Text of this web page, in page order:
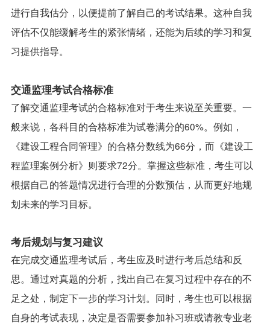
进行自我估分，以便提前了解自己的考试结果。这种自我
评估不仅能缓解考生的紧张情绪，还能为后续的学习和复
习提供指导。
交通监理考试合格标准
了解交通监理考试的合格标准对于考生来说至关重要。一
般来说，各科目的合格标准为试卷满分的60%。例如，
《建设工程合同管理》的合格分数线为66分，而《建设工
程监理案例分析》则要求72分。掌握这些标准，考生可以
根据自己的答题情况进行合理的分数预估，从而更好地规
划未来的学习目标。
考后规划与复习建议
在完成交通监理考试后，考生应及时进行考后总结和反
思。通过对真题的分析，找出自己在复习过程中存在的不
足之处，制定下一步的学习计划。同时，考生也可以根据
自身的考试表现，决定是否需要参加补习班或请教专业老